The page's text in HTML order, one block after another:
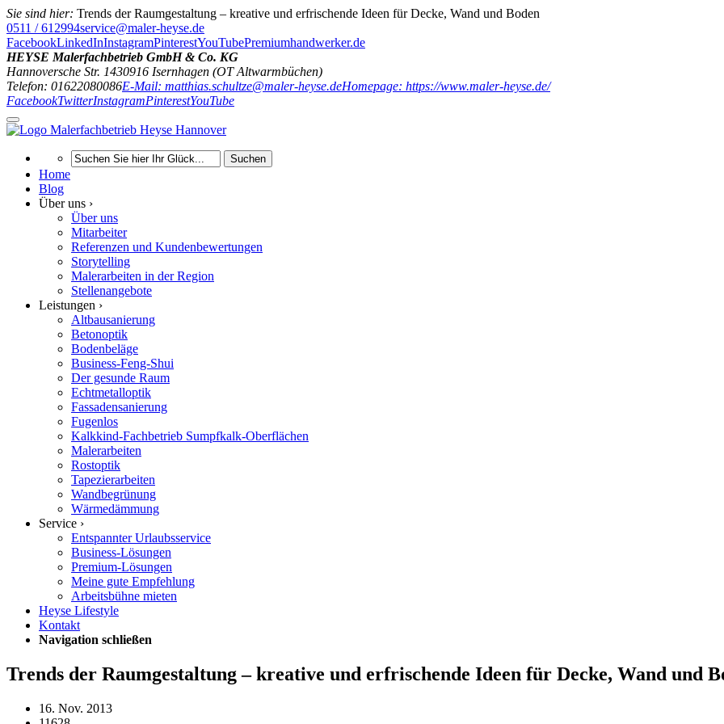
Sie sind hier: Trends der Raumgestaltung – kreative und erfrischende Ideen für Decke, Wand und Boden
0511 / 612994service@maler-heyse.de
FacebookLinkedInInstagramPinterestYouTubePremiumhandwerker.de
HEYSE Malerfachbetrieb GmbH & Co. KG
Hannoversche Str. 1430916 Isernhagen (OT Altwarmbüchen)
Telefon: 01622080086E-Mail: matthias.schultze@maler-heyse.deHomepage: https://www.maler-heyse.de/
FacebookTwitterInstagramPinterestYouTube
Suchen
Home
Blog
Über uns ›
Über uns
Mitarbeiter
Referenzen und Kundenbewertungen
Storytelling
Malerarbeiten in der Region
Stellenangebote
Leistungen ›
Altbausanierung
Betonoptik
Bodenbeläge
Business-Feng-Shui
Der gesunde Raum
Echtmetalloptik
Fassadensanierung
Fugenlos
Kalkkind-Fachbetrieb Sumpfkalk-Oberflächen
Malerarbeiten
Rostoptik
Tapezierarbeiten
Wandbegrünung
Wärmedämmung
Service ›
Entspannter Urlaubsservice
Business-Lösungen
Premium-Lösungen
Meine gute Empfehlung
Arbeitsbühne mieten
Heyse Lifestyle
Kontakt
Navigation schließen
Trends der Raumgestaltung – kreative und erfrischende Ideen für Decke, Wand und
16. Nov. 2013